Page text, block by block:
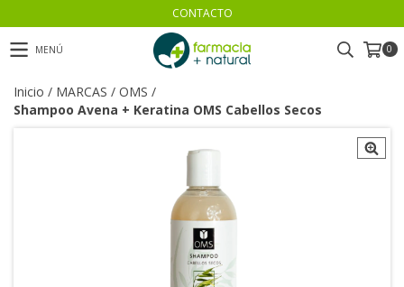
CONTACTO
MENÚ 0
Inicio / MARCAS / OMS /
Shampoo Avena + Keratina OMS Cabellos Secos